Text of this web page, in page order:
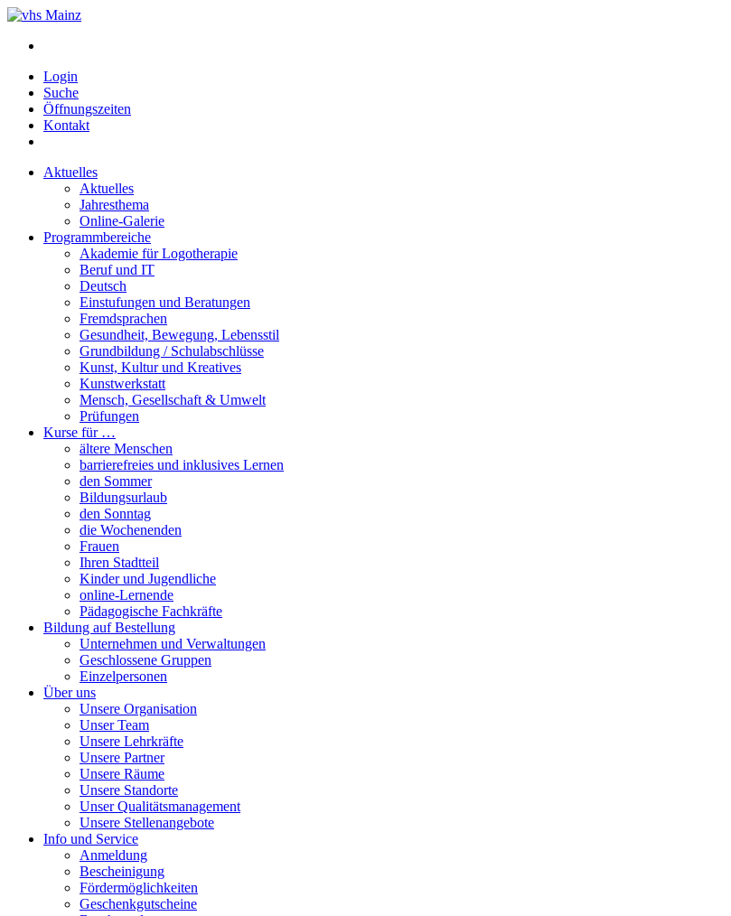
Login
Suche
Öffnungszeiten
Kontakt
Aktuelles
Aktuelles
Jahresthema
Online-Galerie
Programmbereiche
Akademie für Logotherapie
Beruf und IT
Deutsch
Einstufungen und Beratungen
Fremdsprachen
Gesundheit, Bewegung, Lebensstil
Grundbildung / Schulabschlüsse
Kunst, Kultur und Kreatives
Kunstwerkstatt
Mensch, Gesellschaft & Umwelt
Prüfungen
Kurse für …
ältere Menschen
barrierefreies und inklusives Lernen
den Sommer
Bildungsurlaub
den Sonntag
die Wochenenden
Frauen
Ihren Stadtteil
Kinder und Jugendliche
online-Lernende
Pädagogische Fachkräfte
Bildung auf Bestellung
Unternehmen und Verwaltungen
Geschlossene Gruppen
Einzelpersonen
Über uns
Unsere Organisation
Unser Team
Unsere Lehrkräfte
Unsere Partner
Unsere Räume
Unsere Standorte
Unser Qualitätsmanagement
Unsere Stellenangebote
Info und Service
Anmeldung
Bescheinigung
Fördermöglichkeiten
Geschenkgutscheine